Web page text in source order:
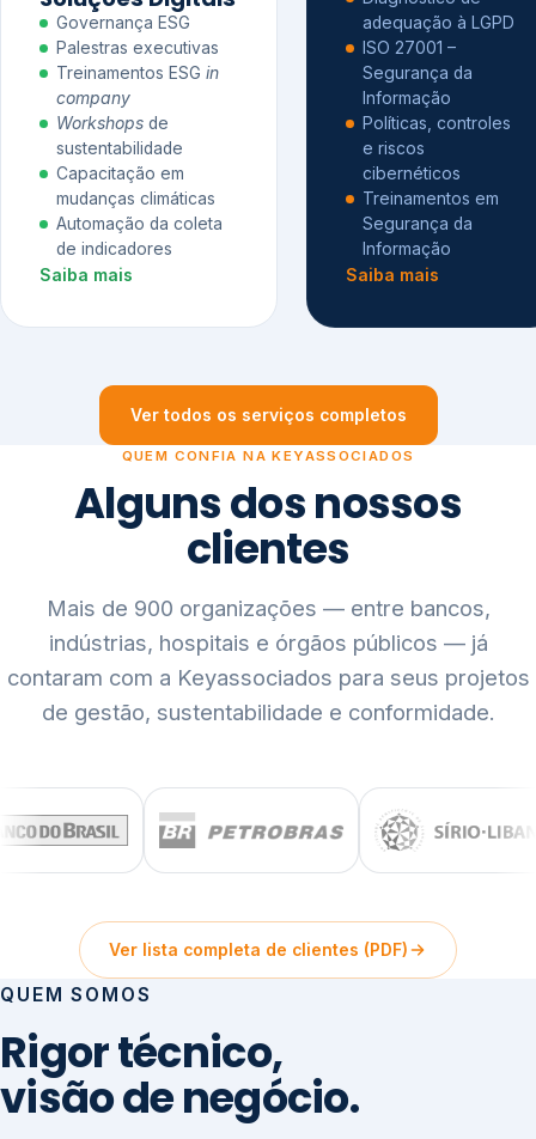
Governança ESG
Palestras executivas
Treinamentos ESG in
company
Workshops de
sustentabilidade
Capacitação em
mudanças climáticas
Automação da coleta
de indicadores
Saiba mais
adequação à LGPD
ISO 27001 –
Segurança da
Informação
Políticas, controles
e riscos
cibernéticos
Treinamentos em
Segurança da
Informação
Saiba mais
Ver todos os serviços completos
QUEM CONFIA NA KEYASSOCIADOS
Alguns dos nossos
clientes
Mais de 900 organizações — entre bancos,
indústrias, hospitais e órgãos públicos — já
contaram com a Keyassociados para seus projetos
de gestão, sustentabilidade e conformidade.
Ver lista completa de clientes (PDF)
QUEM SOMOS
Rigor técnico,
visão de negócio.